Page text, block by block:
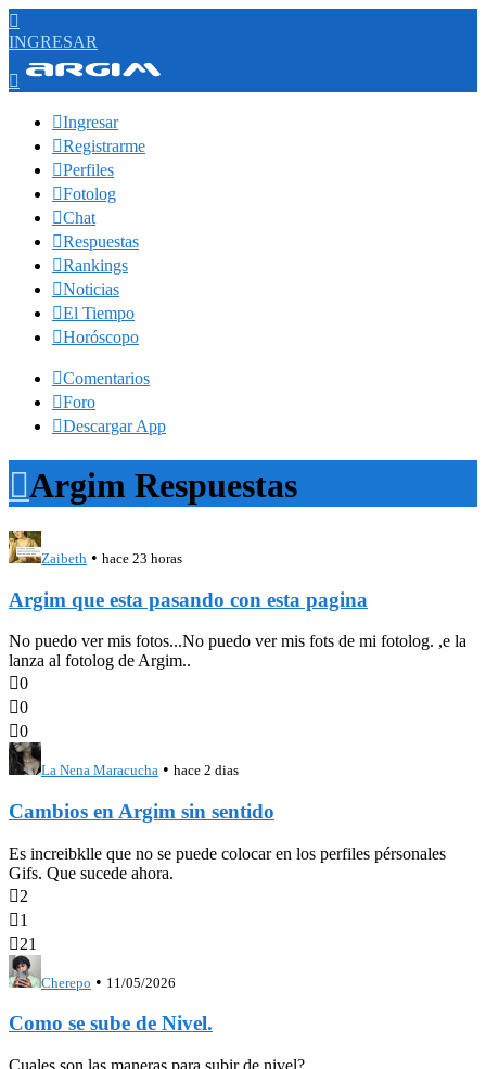

INGRESAR

Ingresar
Registrarme
Perfiles
Fotolog
Chat
Respuestas
Rankings
Noticias
El Tiempo
Horóscopo
Comentarios
Foro
Descargar App
Argim Respuestas
Zaibeth • hace 23 horas
Argim que esta pasando con esta pagina
No puedo ver mis fotos...No puedo ver mis fots de mi fotolog. ,e la
lanza al fotolog de Argim..
0
0
0
La Nena Maracucha • hace 2 dias
Cambios en Argim sin sentido
Es increibklle que no se puede colocar en los perfiles pérsonales
Gifs. Que sucede ahora.
2
1
21
Cherepo • 11/05/2026
Como se sube de Nivel.